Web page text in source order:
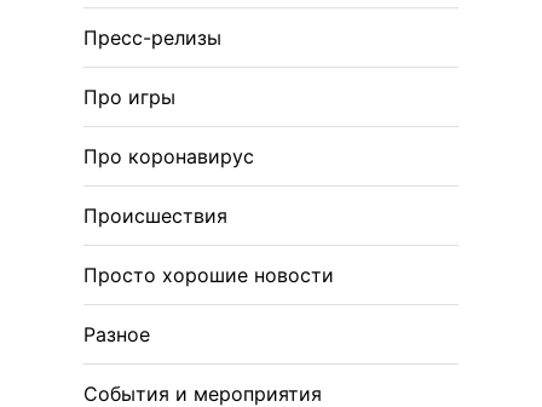
Пресс-релизы
Про игры
Про коронавирус
Происшествия
Просто хорошие новости
Разное
События и мероприятия